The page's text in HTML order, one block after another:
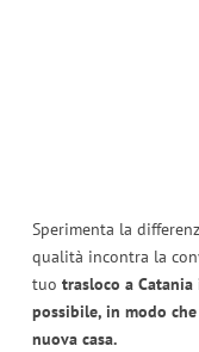
Sperimenta la
qualità incontra la
tuo trasloco a
possibile, in modo
nuova casa.